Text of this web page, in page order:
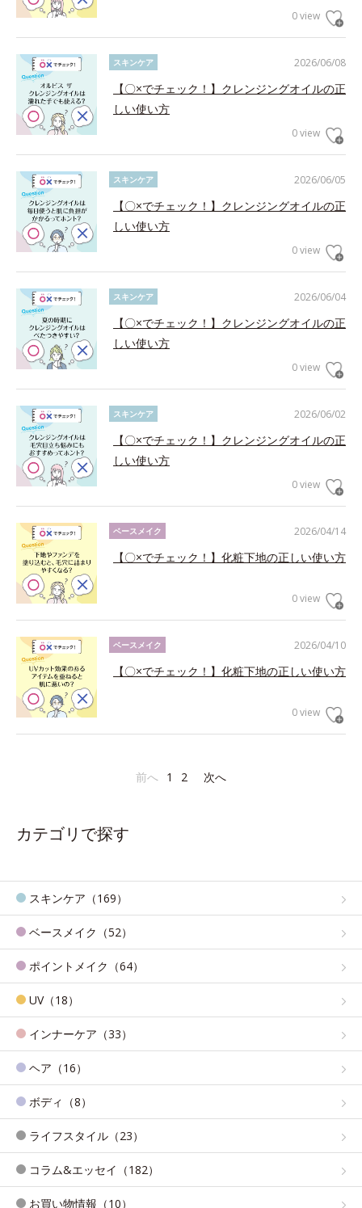
0 view
2026/06/08
スキンケア
【〇×でチェック！】クレンジングオイルの正
しい使い方
0 view
2026/06/05
スキンケア
【〇×でチェック！】クレンジングオイルの正
しい使い方
0 view
2026/06/04
スキンケア
【〇×でチェック！】クレンジングオイルの正
しい使い方
0 view
2026/06/02
スキンケア
【〇×でチェック！】クレンジングオイルの正
しい使い方
0 view
2026/04/14
ベースメイク
【〇×でチェック！】化粧下地の正しい使い方
0 view
2026/04/10
ベースメイク
【〇×でチェック！】化粧下地の正しい使い方
0 view
前へ 1 2 次へ
カテゴリで探す
スキンケア（169）
ベースメイク（52）
ポイントメイク（64）
UV（18）
インナーケア（33）
ヘア（16）
ボディ（8）
ライフスタイル（23）
コラム&エッセイ（182）
お買い物情報（10）